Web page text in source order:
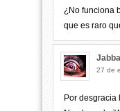
¿No funciona
que es raro
Jabba
27 de
Por desgracia